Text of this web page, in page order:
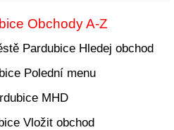
Obchody A-Z
Hledej obchod
Polední menu
MHD
Vložit obchod